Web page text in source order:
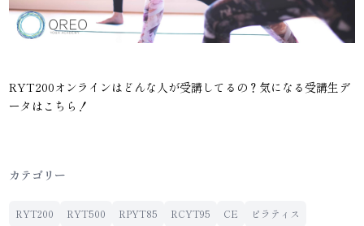
RYT200オンラインはどんな人が受講してるの？気になる受講生デ
ータはこちら！
カテゴリー
RYT200 RYT500 RPYT85 RCYT95 CE
ピラティス